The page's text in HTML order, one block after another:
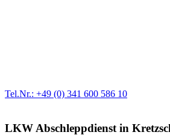
Tel.Nr.: +49 (0) 341 600 586 10
LKW Abschleppdienst in